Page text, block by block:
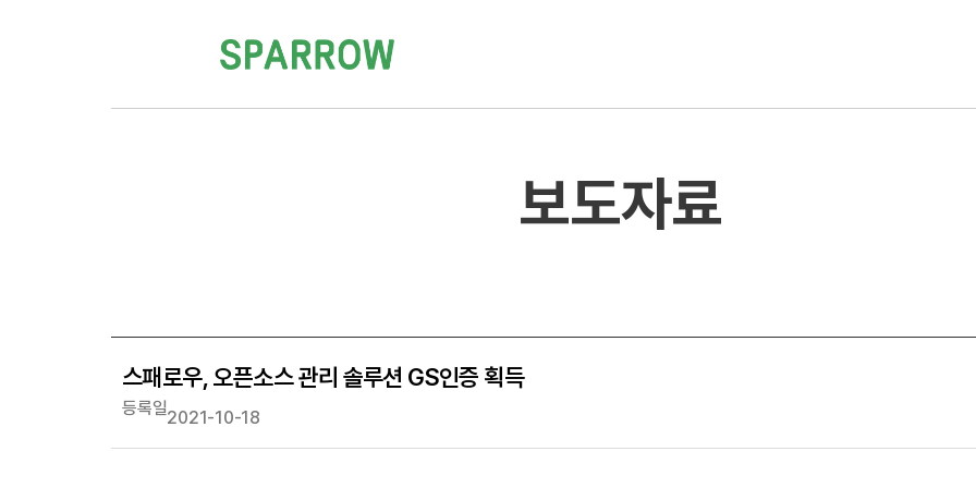
보도자료
스패로우, 오픈소스 관리 솔루션 GS인증 획득
등록일2021-10-18